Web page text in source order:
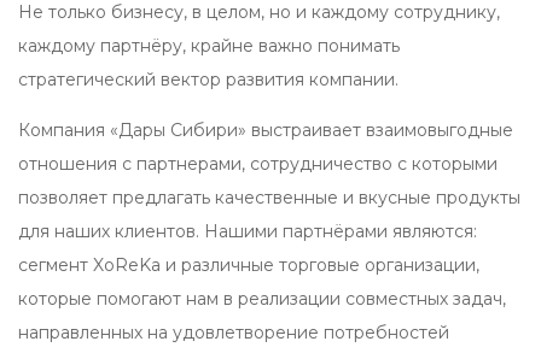
Не только бизнесу, в целом, но и каждому сотруднику,
каждому партнёру, крайне важно понимать
стратегический вектор развития компании.
Компания «Дары Сибири» выстраивает взаимовыгодные
отношения с партнерами, сотрудничество с которыми
позволяет предлагать качественные и вкусные продукты
для наших клиентов. Нашими партнёрами являются:
сегмент XoReKa и различные торговые организации,
которые помогают нам в реализации совместных задач,
направленных на удовлетворение потребностей